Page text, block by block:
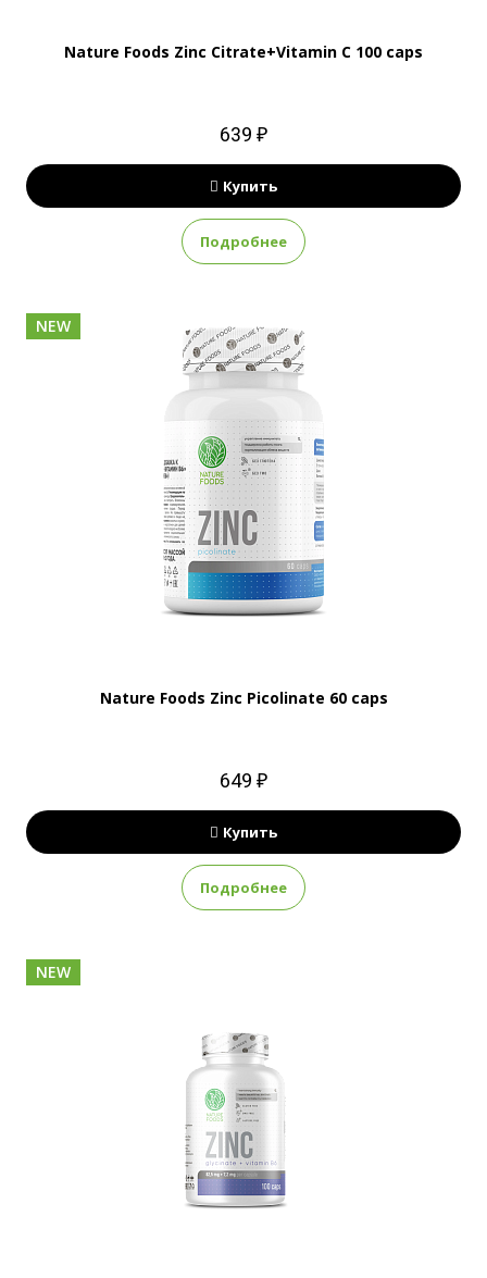
Nature Foods Zinc Citrate+Vitamin С 100 caps
639 ₽
Купить
Подробнее
NEW
Nature Foods Zinc Picolinate 60 caps
649 ₽
Купить
Подробнее
NEW